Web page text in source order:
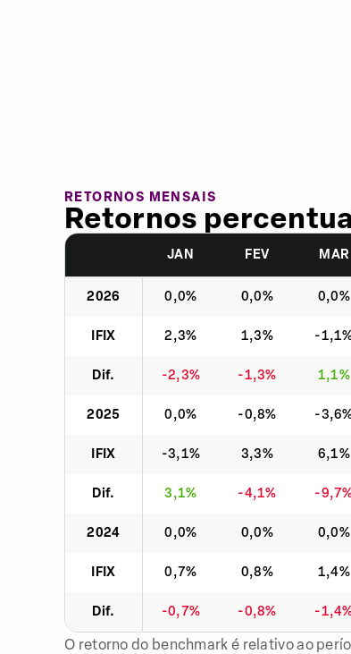
RETORNOS MENSAIS
Retornos
JAN FEV MAR
2026 0,0% 0,0% 0,0%
IFIX 2,3% 1,3% -
Dif. -2,3% -1,3% 1,1%
2025 0,0% -0,8% -
IFIX -3,1% 3,3% 6,1%
Dif. 3,1% -4,1% -
2024 0,0% 0,0% 0,0%
IFIX 0,7% 0,8% 1,4%
Dif. -0,7% -0,8% -
O retorno do benchmark é relativo ao